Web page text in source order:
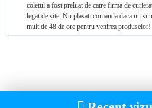
coletul a fost preluat de catre firma de
legat de site. Nu plasati comanda daca nu
mult de 48 de ore pentru venirea produselor!